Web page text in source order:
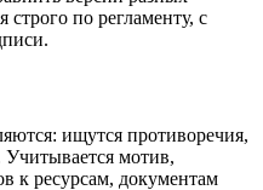
по регламенту, с
ищутся противоречия,
Учитывается мотив,
к ресурсам, документам